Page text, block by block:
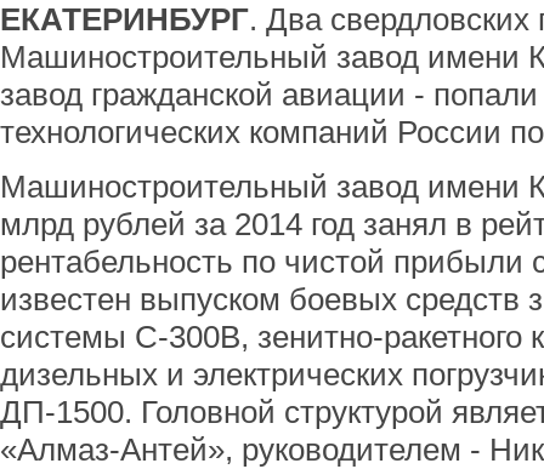
ЕКАТЕРИНБУРГ. Два свердловских
Машиностроительный завод имени
завод гражданской авиации -
технологических компаний России
Машиностроительный завод имени
млрд рублей за 2014 год занял в
рентабельность по чистой прибыли
известен выпуском боевых средств
системы С-300В, зенитно-ракетного
дизельных и электрических
ДП-1500. Головной структурой
«Алмаз-Антей», руководителем -